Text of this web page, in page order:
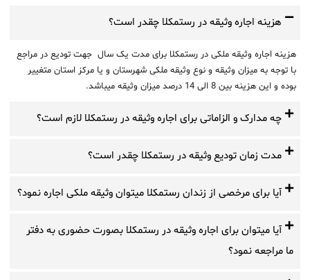
هزینه اجاره وثیقه در رستمکلا چقدر است؟
هزینه اجاره وثیقه ملکی در رستمکلا برای مدت یک سال جهت تودیع در مراجع
با توجه به میزان وثیقه و نوع وثیقه ملکی شهرستان و یا مرکز استان متغییر
بوده و این هزینه بین 8 الی 14 درصد میزان وثیقه میباشد.
چه مدارک و الزاماتی برای اجاره وثیقه در رستمکلا لازم است؟
مدت زمان تودیع وثیقه در رستمکلا چقدر است؟
آیا برای مرخصی از زندان رستمکلا میتوان وثیقه ملکی اجاره نمود؟
آیا میتوان برای اجاره وثیقه در رستمکلا بصورت حضوری به دفتر
ما مراجعه نمود؟